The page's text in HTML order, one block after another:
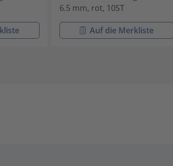
6.5 mm, rot, 10ST
Auf die Merkliste